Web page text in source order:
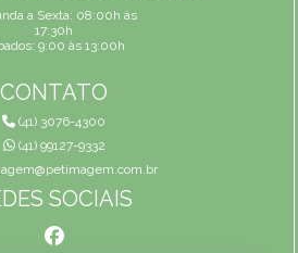
a Sexta: 08:00h às
17:30h
9:00 às 13:00h
CONTATO
(41) 3076-4300
(41) 99127-9332
SOCIAIS